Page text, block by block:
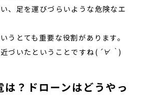
い、足を運びづらいような危険なエ
うとても重要な役割があります。
づいたということですね( ´∀｀ )
は？ドローンはどうやっ